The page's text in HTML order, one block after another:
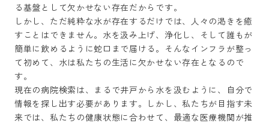
る基盤として欠かせない存在だからです。
しかし、ただ純粋な水が存在するだけでは、人々の渇きを癒
すことはできません。水を汲み上げ、浄化し、そして誰もが
簡単に飲めるように蛇口まで届ける。そんなインフラが整っ
て初めて、水は私たちの生活に欠かせない存在となるので
す。
現在の病院検索は、まるで井戸から水を汲むように、自分で
情報を探し出す必要があります。しかし、私たちが目指す未
来では、私たちの健康状態に合わせて、最適な医療機関が推